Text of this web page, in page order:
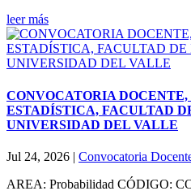
leer más
CONVOCATORIA DOCENTE,
ESTADÍSTICA, FACULTAD
UNIVERSIDAD DEL VALLE
Jul 24, 2026 | Convocatoria
AREA: Probabilidad CÓDIGO: